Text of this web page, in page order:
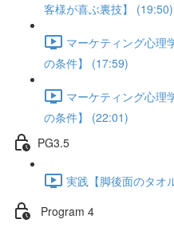
客様が喜ぶ裏技】 (19:50)
マーケティング心理
の条件】 (17:59)
マーケティング心理
の条件】 (22:01)
PG3.5
実践【脚後面のタオ
Program 4